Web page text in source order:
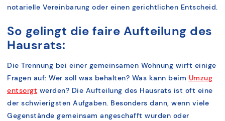
notarielle Vereinbarung oder einen gerichtlichen Entscheid.
So gelingt die faire Aufteilung des
Hausrats:
Die Trennung bei einer gemeinsamen Wohnung wirft einige
Fragen auf: Wer soll was behalten? Was kann beim Umzug
entsorgt werden? Die Aufteilung des Hausrats ist oft eine
der schwierigsten Aufgaben. Besonders dann, wenn viele
Gegenstände gemeinsam angeschafft wurden oder